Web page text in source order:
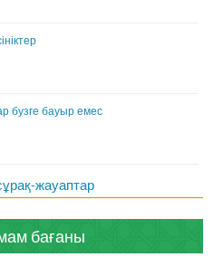
бузге бауыр емес
жауаптар
бағаны